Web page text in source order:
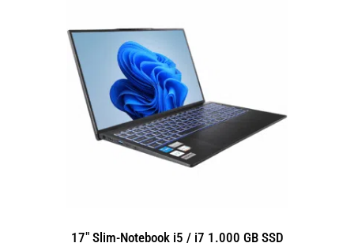
der
17″ Slim-Notebook i5 / i7 1.000 GB SSD